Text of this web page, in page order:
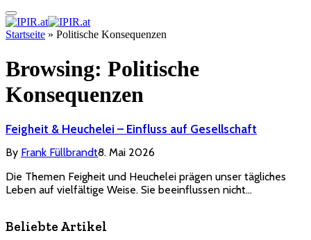
Startseite » Politische Konsequenzen
Browsing: Politische
Konsequenzen
Feigheit & Heuchelei – Einfluss auf Gesellschaft
By Frank Füllbrandt8. Mai 2026
Die Themen Feigheit und Heuchelei prägen unser tägliches
Leben auf vielfältige Weise. Sie beeinflussen nicht…
Beliebte Artikel